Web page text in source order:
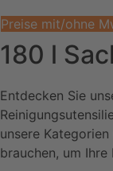
Preise mit/ohne
180 l
Entdecken Sie
unsere
brauchen, um